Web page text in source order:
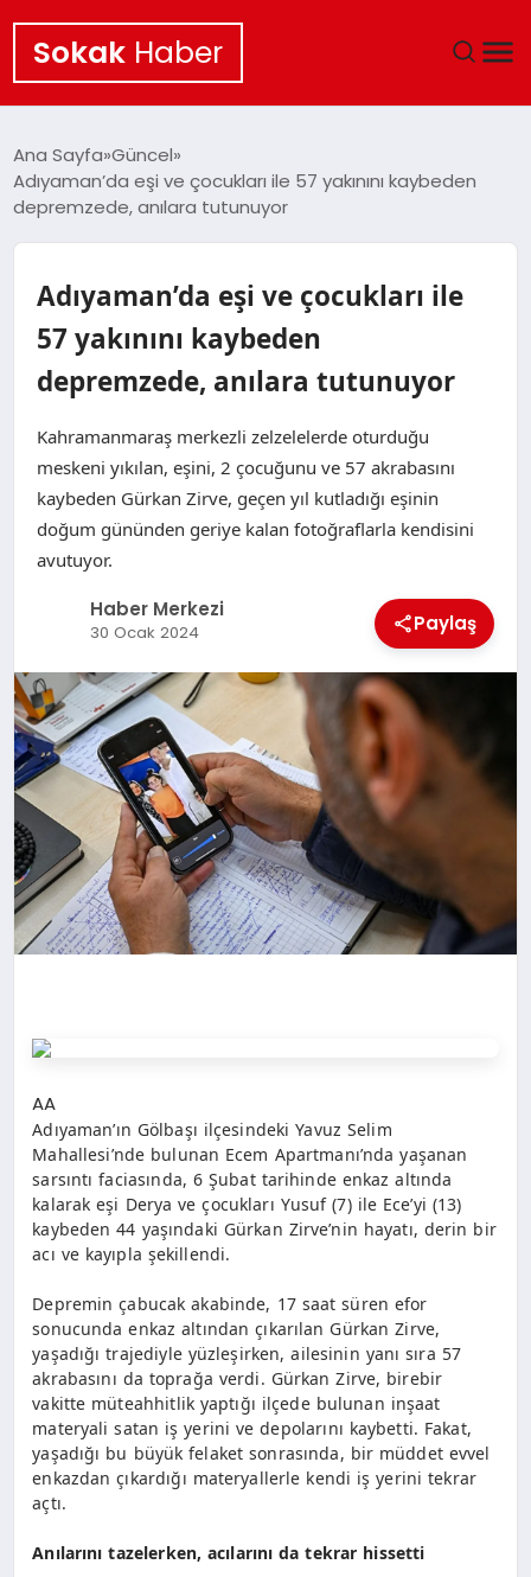
Sokak Haber
EKONOMI
GÜNCEL
KÜLTÜR SANAT
SAĞLIK
TEKNOLOJI
Ana Sayfa Güncel
Adıyaman’da eşi ve çocukları ile 57 yakınını kaybeden
depremzede, anılara tutunuyor
Adıyaman’da eşi ve çocukları ile
57 yakınını kaybeden
depremzede, anılara tutunuyor
Kahramanmaraş merkezli zelzelelerde oturduğu
meskeni yıkılan, eşini, 2 çocuğunu ve 57 akrabasını
kaybeden Gürkan Zirve, geçen yıl kutladığı eşinin
doğum gününden geriye kalan fotoğraflarla kendisini
avutuyor.
Haber Merkezi
30 Ocak 2024 Paylaş
AA
Adıyaman’ın Gölbaşı ilçesindeki Yavuz Selim
Mahallesi’nde bulunan Ecem Apartmanı’nda yaşanan
sarsıntı faciasında, 6 Şubat tarihinde enkaz altında
kalarak eşi Derya ve çocukları Yusuf (7) ile Ece’yi (13)
kaybeden 44 yaşındaki Gürkan Zirve’nin hayatı, derin bir
acı ve kayıpla şekillendi.
Depremin çabucak akabinde, 17 saat süren efor
sonucunda enkaz altından çıkarılan Gürkan Zirve,
yaşadığı trajediyle yüzleşirken, ailesinin yanı sıra 57
akrabasını da toprağa verdi. Gürkan Zirve, birebir
vakitte müteahhitlik yaptığı ilçede bulunan inşaat
materyali satan iş yerini ve depolarını kaybetti. Fakat,
yaşadığı bu büyük felaket sonrasında, bir müddet evvel
enkazdan çıkardığı materyallerle kendi iş yerini tekrar
açtı.
Anılarını tazelerken, acılarını da tekrar hissetti